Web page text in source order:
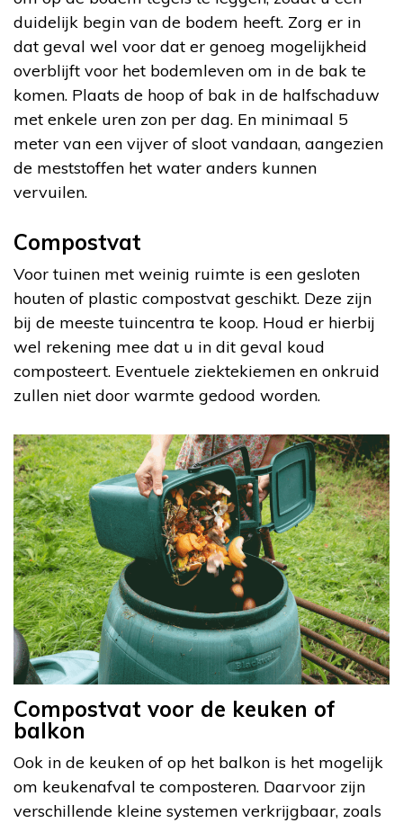
duidelijk begin van de bodem heeft. Zorg er in
dat geval wel voor dat er genoeg mogelijkheid
overblijft voor het bodemleven om in de bak te
komen. Plaats de hoop of bak in de halfschaduw
met enkele uren zon per dag. En minimaal 5
meter van een vijver of sloot vandaan, aangezien
de meststoffen het water anders kunnen
vervuilen.
Compostvat
Voor tuinen met weinig ruimte is een gesloten
houten of plastic compostvat geschikt. Deze zijn
bij de meeste tuincentra te koop. Houd er hierbij
wel rekening mee dat u in dit geval koud
composteert. Eventuele ziektekiemen en onkruid
zullen niet door warmte gedood worden.
Compostvat voor de keuken of
balkon
Ook in de keuken of op het balkon is het mogelijk
om keukenafval te composteren. Daarvoor zijn
verschillende kleine systemen verkrijgbaar, zoals